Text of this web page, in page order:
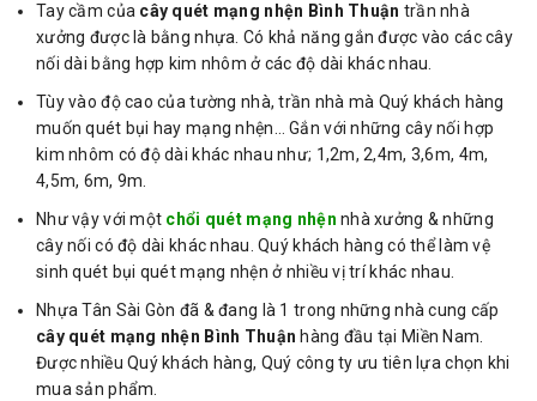
Tay cầm của cây quét mạng nhện Bình Thuận trần nhà
xưởng được là bằng nhựa. Có khả năng gắn được vào các cây
nối dài bằng hợp kim nhôm ở các độ dài khác nhau.
Tùy vào độ cao của tường nhà, trần nhà mà Quý khách hàng
muốn quét bụi hay mạng nhện… Gắn với những cây nối hợp
kim nhôm có độ dài khác nhau như; 1,2m, 2,4m, 3,6m, 4m,
4,5m, 6m, 9m.
Như vậy với một chổi quét mạng nhện nhà xưởng & những
cây nối có độ dài khác nhau. Quý khách hàng có thể làm vệ
sinh quét bụi quét mạng nhện ở nhiều vị trí khác nhau.
Nhựa Tân Sài Gòn đã & đang là 1 trong những nhà cung cấp
cây quét mạng nhện Bình Thuận hàng đầu tại Miền Nam.
Được nhiều Quý khách hàng, Quý công ty ưu tiên lựa chọn khi
mua sản phẩm.